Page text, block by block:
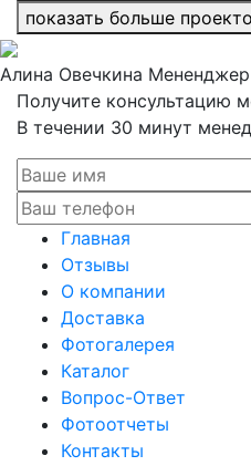
показать больше
Алина Овечкина
Получите консультацию
В течении 30 минут
Главная
Отзывы
О компании
Доставка
Фотогалерея
Каталог
Вопрос-Ответ
Фотоотчеты
Контакты